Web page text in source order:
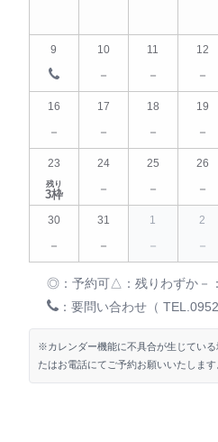
9 10
－
11
－
12
－
16
－
17
－
18
－
19
－
23
残り
3枠
24
－
25
－
26
－
30
－
31
－
1
－
2
－
◎：予約可△：残りわずか－
：要問い合わせ（
※カレンダー機能に不具合が生じてい
たはお電話にてご予約お願いいたします